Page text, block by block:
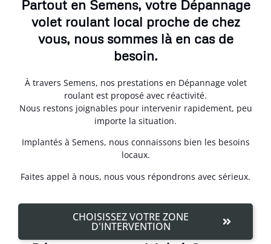
Partout en Semens, votre Dépannage
volet roulant local proche de chez
vous, nous sommes là en cas de
besoin.
À travers Semens, nos prestations en Dépannage volet
roulant est proposé avec réactivité.
Nous restons joignables pour intervenir rapidement, peu
importe la situation.
Implantés à Semens, nous connaissons bien les besoins
locaux.
Faites appel à nous, nous vous répondrons avec sérieux.
CHOISISSEZ VOTRE ZONE
D'INTERVENTION